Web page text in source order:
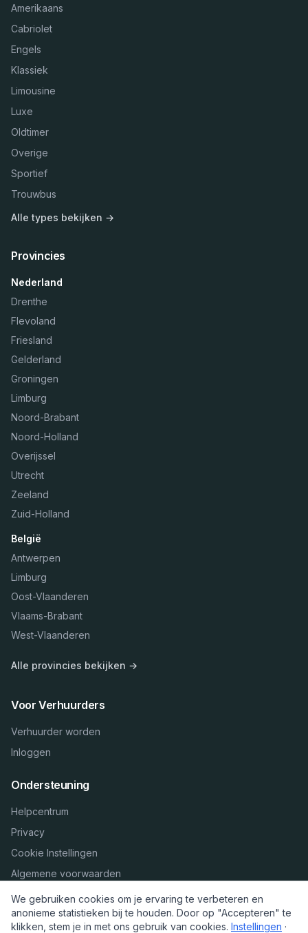
Amerikaans
Cabriolet
Engels
Klassiek
Limousine
Luxe
Oldtimer
Overige
Sportief
Trouwbus
Alle types bekijken →
Provincies
Nederland
Drenthe
Flevoland
Friesland
Gelderland
Groningen
Limburg
Noord-Brabant
Noord-Holland
Overijssel
Utrecht
Zeeland
Zuid-Holland
België
Antwerpen
Limburg
Oost-Vlaanderen
Vlaams-Brabant
West-Vlaanderen
Alle provincies bekijken →
Voor Verhuurders
Verhuurder worden
Inloggen
Ondersteuning
Helpcentrum
Privacy
Cookie Instellingen
Algemene voorwaarden
We gebruiken cookies om je ervaring te verbeteren en
anonieme statistieken bij te houden. Door op "Accepteren" te
klikken, stem je in met ons gebruik van cookies. Instellingen ·